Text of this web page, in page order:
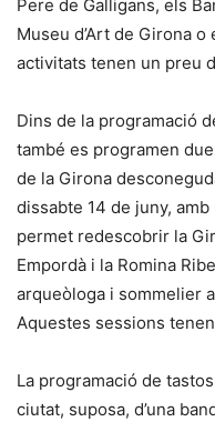
Pere de Galligans, els
Museu d’Art de Girona
activitats tenen un preu
Dins de la programació
també es programen
de la Girona
dissabte 14 de juny,
permet redescobrir la
Empordà i la Romina
arqueòloga i sommelier
Aquestes sessions
La programació de
ciutat, suposa, d’una